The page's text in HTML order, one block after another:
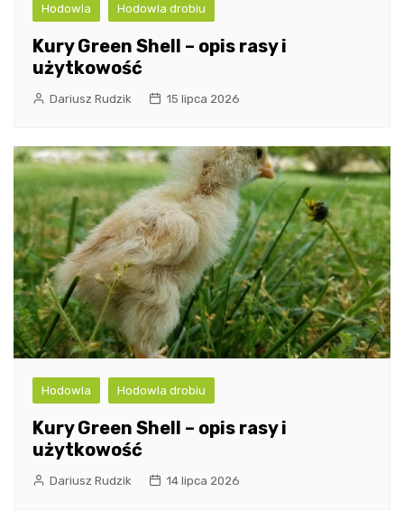
Hodowla Hodowla drobiu
Kury Green Shell – opis rasy i
użytkowość
Dariusz Rudzik 15 lipca 2026
Hodowla Hodowla drobiu
Kury Green Shell – opis rasy i
użytkowość
Dariusz Rudzik 14 lipca 2026